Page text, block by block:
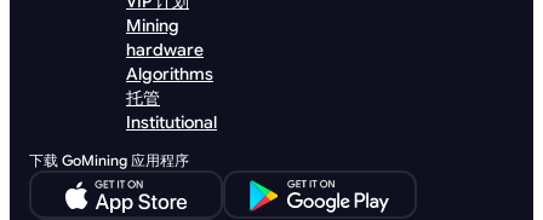
Mining
hardware
Algorithms
托管
Institutional
下载 GoMining 应用程序